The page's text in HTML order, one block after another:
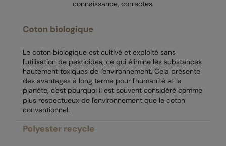
BagBase
Beechfield
Bella+Canvas
Build Your Brand
Build Your Brand Basic
Henbury
Home & Living
Kariban
KIMOOD
Larkwood
connaissance, correctes.
Le coton biologique est cultivé et exploité sans
l'utilisation de pesticides, ce qui élimine les substances
hautement toxiques de l'environnement. Cela présente
des avantages à long terme pour l'humanité et la
planète, c'est pourquoi il est souvent considéré comme
plus respectueux de l'environnement que le coton
conventionnel.